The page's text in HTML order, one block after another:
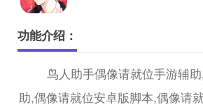
功能介绍：
鸟人助手偶像请就位手游辅
助,偶像请就位安卓版脚本,偶像请